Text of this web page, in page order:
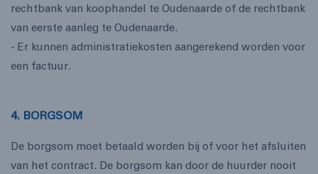
rechtbank van koophandel te Oudenaarde of de rechtbank
van eerste aanleg te Oudenaarde.
- Er kunnen administratiekosten aangerekend worden voor
een factuur.
4. BORGSOM
De borgsom moet betaald worden bij of voor het afsluiten
van het contract. De borgsom kan door de huurder nooit